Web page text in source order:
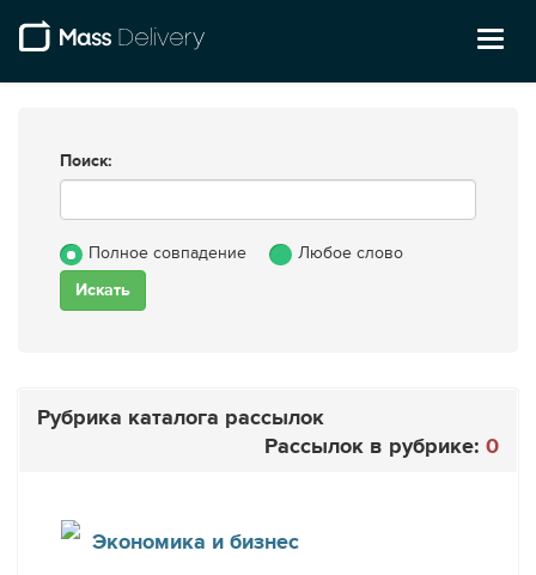
Поиск:
Полное совпадение Любое слово
Рубрика каталога рассылок
Рассылок в рубрике: 0
Экономика и бизнес